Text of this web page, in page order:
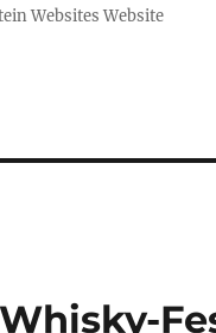
Websites Website